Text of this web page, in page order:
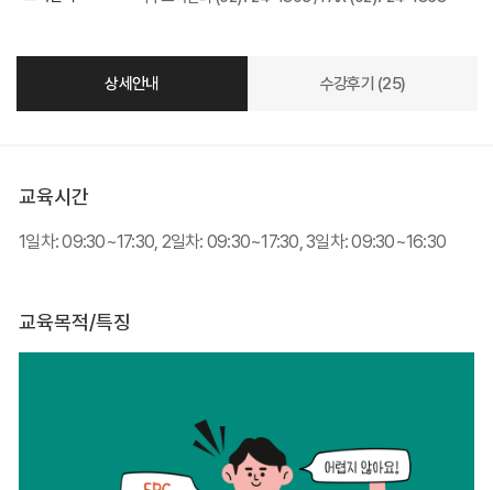
상세안내 수강후기 (25)
교육시간
1일차: 09:30~17:30, 2일차: 09:30~17:30, 3일차: 09:30~16:30
교육목적/특징